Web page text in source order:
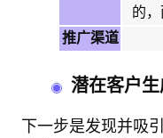
的
推广渠道
潜在客户
下一步是发现并吸